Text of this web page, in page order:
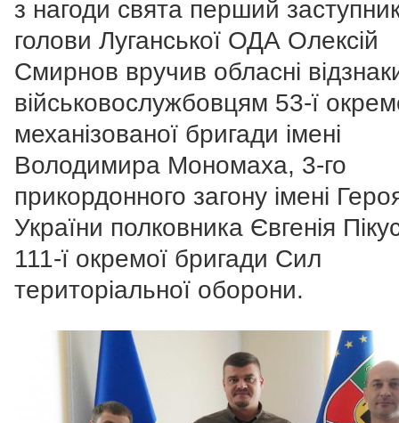
з нагоди свята перший
голови Луганської ОДА Олексій
Смирнов вручив обласні
військовослужбовцям 53-ї
механізованої бригади імені
Володимира Мономаха, 3-го
прикордонного загону імені
України полковника Євгенія
111-ї окремої бригади Сил
територіальної оборони.